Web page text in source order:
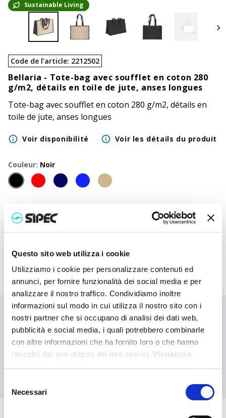
Questo sito web utilizza i cookie
Utilizziamo i cookie per personalizzare contenuti ed
annunci, per fornire funzionalità dei social media e per
analizzare il nostro traffico. Condividiamo inoltre
informazioni sul modo in cui utilizza il nostro sito con i
nostri partner che si occupano di analisi dei dati web,
pubblicità e social media, i quali potrebbero combinarle
con altre informazioni che ha fornito loro o che hanno
raccolto dal suo utilizzo dei loro servizi. Visualizza
delNecessari
Sustainable Living
Code de l’article: 2212502
Bellaria - Tote-bag avec soufflet en coton 280
g/m2, détails en toile de jute, anses longues
Tote-bag avec soufflet en coton 280 g/m2, détails en
toile de jute, anses longues
Voir disponibilité Voir les détails du produit
Couleur: Noir
Prix neutre
4,750 4,750€ 4,750€ 4,750
5,730€ 5,683€ 5,635€ 5,590€ 5,548€ 5,390€
Vous n'avez pas trouvé ce que vous cherchiez ?
Contactez-nous pour obtenir de l'aide ou demandez votre
commande personnalisée
Nous contacter